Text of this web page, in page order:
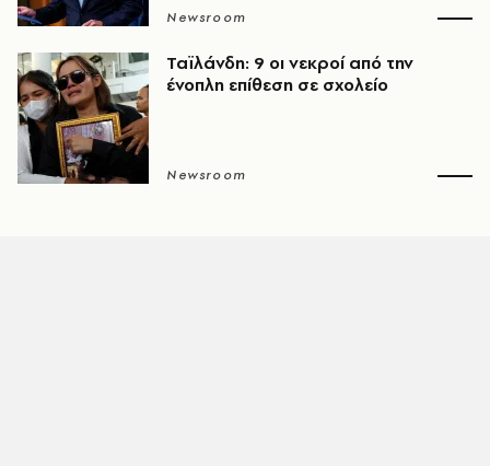
Newsroom
Ταϊλάνδη: 9 οι νεκροί από την
ένοπλη επίθεση σε σχολείο
Newsroom